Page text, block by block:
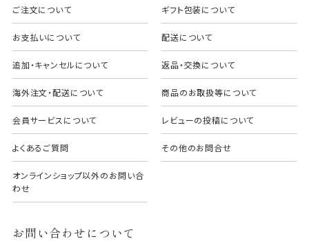
ご注文について ギフト包装について
お支払いについて 配送について
追加・キャンセルについて 返品・交換について
海外注文・配送について 商品のお取扱等について
会員サービスについて レビューの投稿について
よくあるご質問 その他のお問合せ
オンラインショップ以外のお問い合
わせ
お問い合わせについて